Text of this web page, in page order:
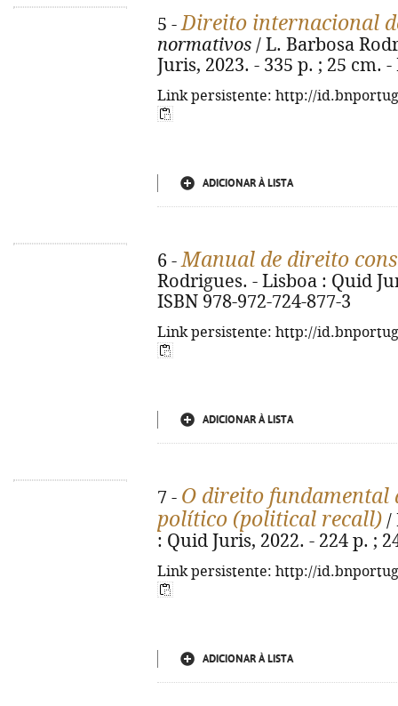
5 -Direito internacional
normativos / L. Barbosa
Juris, 2023. - 335 p. ; 25 cm. -
Link persistente: http://
ADICIONAR À LISTA
6 -Manual de direito
Rodrigues. - Lisboa : Quid
ISBN 978-972-724-877-3
Link persistente: http://
ADICIONAR À LISTA
7 - O direito fundamental
político (political recall) /
: Quid Juris, 2022. - 224 p. ;
Link persistente: http://
ADICIONAR À LISTA